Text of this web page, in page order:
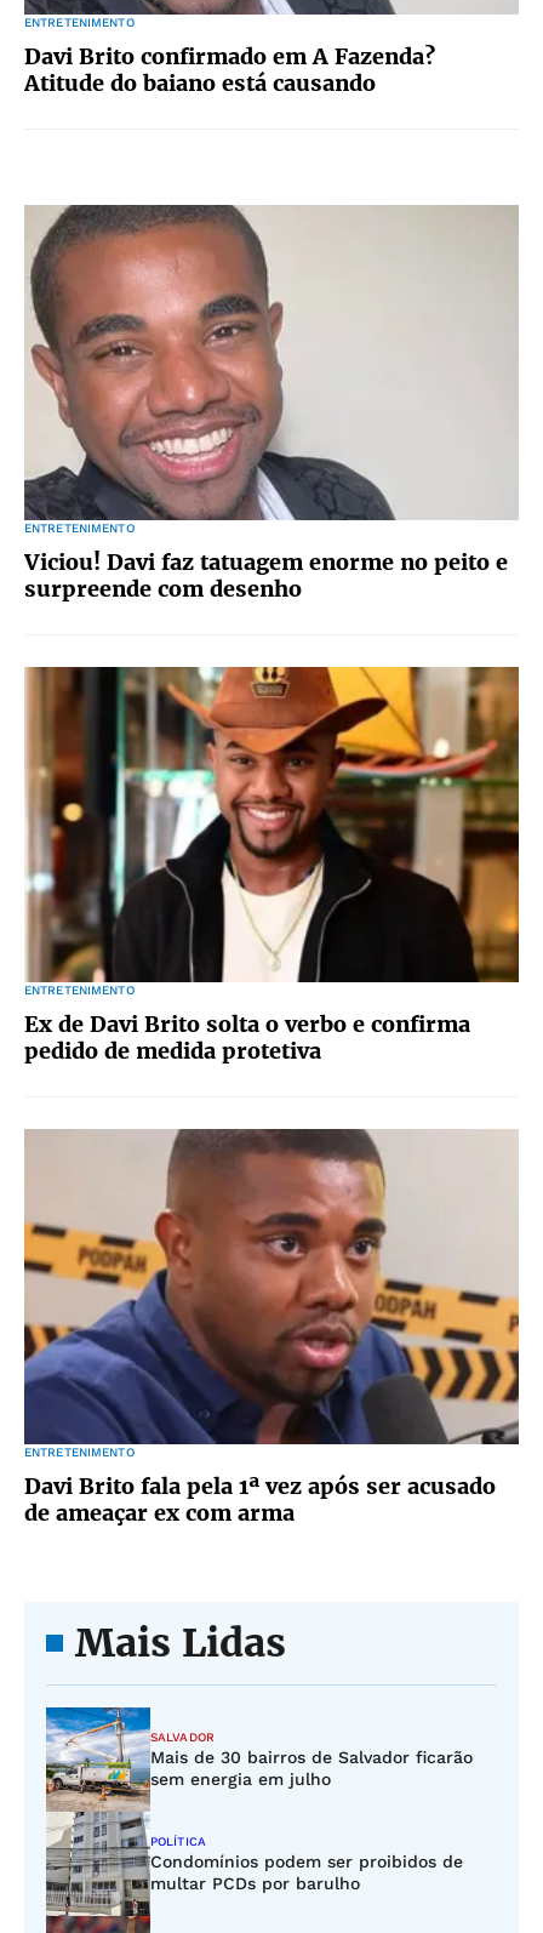
ENTRETENIMENTO
Davi Brito confirmado em A Fazenda?
Atitude do baiano está causando
ENTRETENIMENTO
Viciou! Davi faz tatuagem enorme no peito e
surpreende com desenho
ENTRETENIMENTO
Ex de Davi Brito solta o verbo e confirma
pedido de medida protetiva
ENTRETENIMENTO
Davi Brito fala pela 1ª vez após ser acusado
de ameaçar ex com arma
Mais Lidas
SALVADOR
Mais de 30 bairros de Salvador ficarão
sem energia em julho
POLÍTICA
Condomínios podem ser proibidos de
multar PCDs por barulho